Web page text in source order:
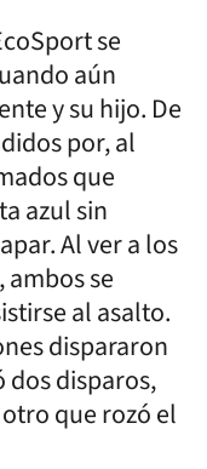
se
aún
y su hijo. De
por, al
que
azul sin
Al ver a los
se
al asalto.
dispararon
dos disparos,
que rozó el